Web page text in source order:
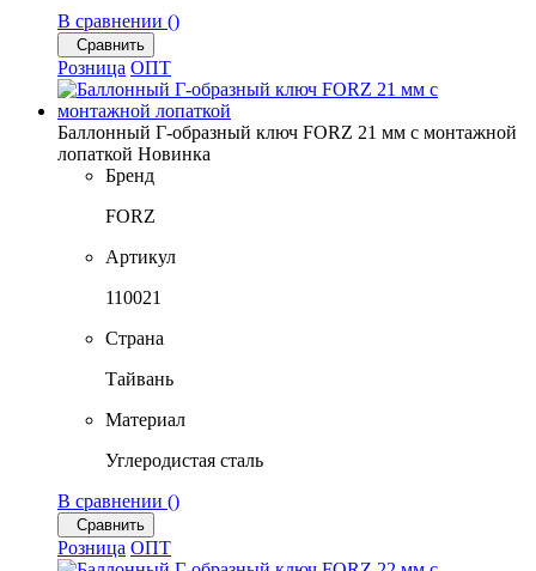
В сравнении ()
Сравнить
Розница ОПТ
Баллонный Г-образный ключ FORZ 21 мм с монтажной
лопаткой Новинка
Бренд
FORZ
Артикул
110021
Страна
Тайвань
Материал
Углеродистая сталь
В сравнении ()
Сравнить
Розница ОПТ